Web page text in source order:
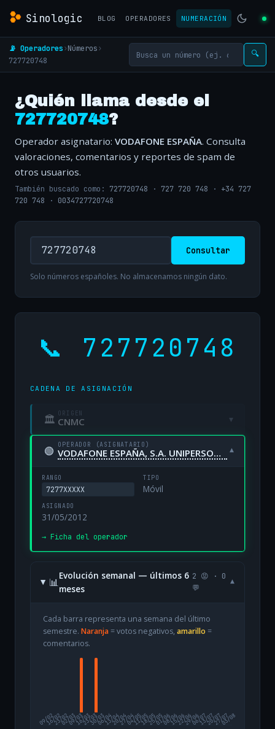
Sinologic BLOG OPERADORES NUMERACIÓN
📡 Operadores›Números›
727720748
🔍
¿Quién llama desde el
727720748?
Operador asignatario: VODAFONE ESPAÑA. Consulta
valoraciones, comentarios y reportes de spam de
otros usuarios.
También buscado como: 727720748 · 727 720 748 · +34 727
720 748 · 0034727720748
Consultar
Solo números españoles. No almacenamos ningún dato.
📞 727720748
CADENA DE ASIGNACIÓN
🏛 ORIGEN
CNMC ▾
🟢 OPERADOR (ASIGNATARIO)
VODAFONE ESPAÑA, S.A. UNIPERSONAL ▾
RANGO
7277XXXXX
TIPO
Móvil
ASIGNADO
31/05/2012
→ Ficha del operador
📊
Evolución semanal — últimos 6
meses
2 😡 · 0
💬
▾
Cada barra representa una semana del último
semestre. Naranja= votos negativos, amarillo =
comentarios.
09/02
16/0223/0202/0309/0316/0323/0330/0306/0413/0420/0427/0404/0511/0518/0525/0501/0608/0615/0622/0629/0606/0713/0720/0727/07
03/08